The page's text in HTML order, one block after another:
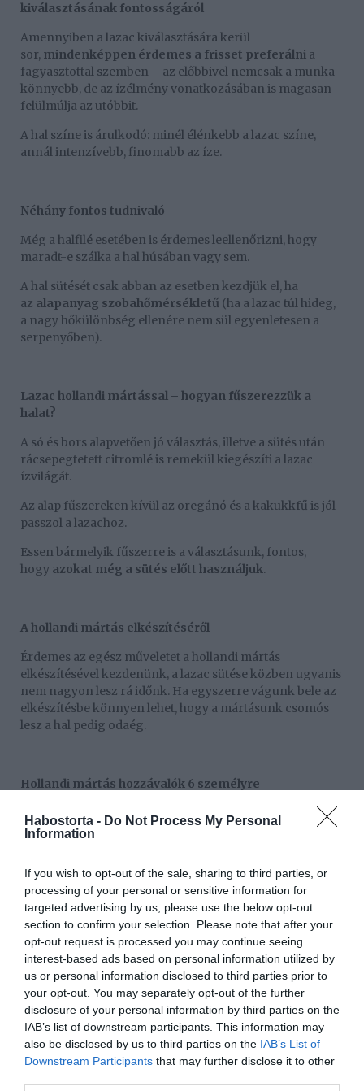
Habostorta - Do Not Process My Personal
Information
If you wish to opt-out of the sale, sharing to third parties, or
processing of your personal or sensitive information for
targeted advertising by us, please use the below opt-out
section to confirm your selection. Please note that after your
opt-out request is processed you may continue seeing
interest-based ads based on personal information utilized by
us or personal information disclosed to third parties prior to
your opt-out. You may separately opt-out of the further
disclosure of your personal information by third parties on the
IAB’s list of downstream participants. This information may
also be disclosed by us to third parties on the IAB’s List of
Downstream Participants that may further disclose it to other
kiválasztásának fontosságáról
Amennyiben a lazac kiválasztására kerül
sor, mindenképpen érdemes a frisset preferálni a
fagyasztottal szemben – az előbbivel nemcsak a munka
könnyebb, de az ízélmény vonatkozásában is magasan
felülmúlja az utóbbit.
A hal színe is árulkodó: minél élénkebb a lazac színe,
annál intenzívebb, finomabb az íze.
Néhány fontos tudnivaló
Még a halfilé esetében is érdemes leellenőrizni, hogy
maradt-e szálka a hal húsában vagy sem.
A hal sütését csak abban az esetben kezdjük el, ha
az alapanyag szobahőmérsékletű (ha a lazac túl hideg,
a nagy hőkülönbség ellenére nem sül egyenletesen a
serpenyőben).
Lazac hollandi mártással – hogyan fűszerezzük a
halat?
A só és bors alapvetően jó választás, illetve a sütés után
rácsepegtetett citromlé is remekül kiegészíti a lazac
ízvilágát.
Az alap fűszereken kívül az oregánó és a kakukkfű is jól
passzol a lazachoz.
Essen bármelyik fűszerre is a választásunk, fontos,
hogy azokat még a sütés előtt használjuk.
A hollandi mártás elkészítéséről
Érdemes az egész műveletet a hollandi mártás
elkészítésével kezdenünk, a lazac sütése közben ugyanis
nem nagyon lesz rá időnk. Ha egyszerre vágunk bele az
elkészítésbe könnyen lehet, hogy a mártásunk csomós
lesz a hal pedig odaég.
Hollandi mártás hozzávalók 6 személyre
25 dkg vaj
4 db tojássárgája
A finom ízhatás érdekében legalább 82%-kos
zsírtartalmú vajat használjunk, amit felolvasztva tegyünk
félre, és tartsunk melegen.
Egy üveg vagy fém keverőtálba tegyük bele a
tojássárgáját, adjunk hozzá egy-két ek. hideg vizet,
keverjük el, majd gépi habverővel addig dolgozzunk
rajta, amíg a teteje egyenletes, szép habos nem lesz.
Használjunk szobahőmérsékletű, friss tojásokat.
Közben egy kisebb lábasban tegyünk vizet főni, majd,
amikor az gyöngyözni kezd, tegyük fölé a felvert